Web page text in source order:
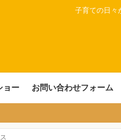
子育ての日々
ョー お問い合わせフォーム